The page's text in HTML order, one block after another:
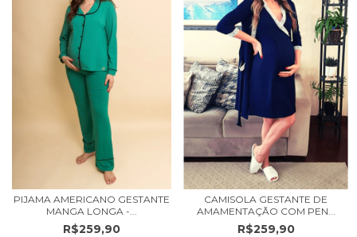
PIJAMA AMERICANO GESTANTE
MANGA LONGA -...
R$259,90
CAMISOLA GESTANTE DE
AMAMENTAÇÃO COM PEN...
R$259,90